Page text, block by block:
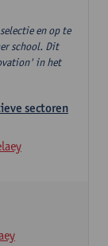
en op te
school. Dit
in het
sectoren